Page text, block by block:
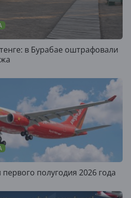
в Бурабае оштрафовали
полугодия 2026 года